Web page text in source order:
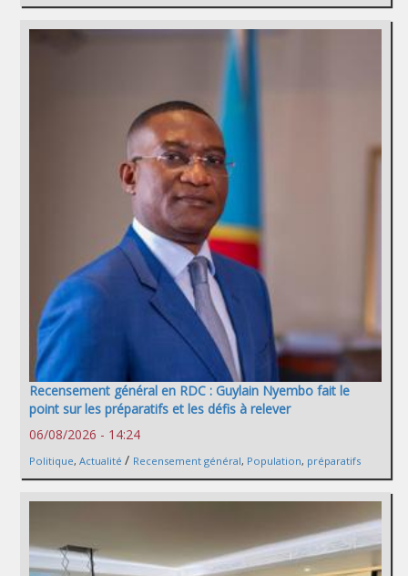
Recensement général en RDC : Guylain Nyembo fait le
point sur les préparatifs et les défis à relever
06/08/2026 - 14:24
Politique, Actualité / Recensement général, Population, préparatifs